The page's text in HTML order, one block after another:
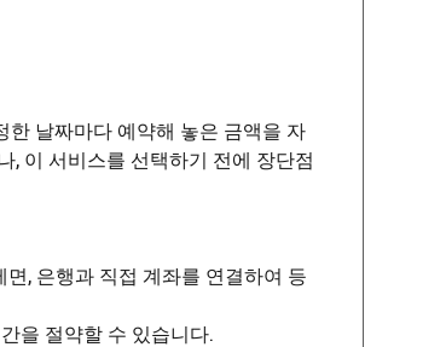
날짜마다 예약해 놓은 금액을 자
, 이 서비스를 선택하기 전에 장단점
, 은행과 직접 계좌를 연결하여 등
을 절약할 수 있습니다.